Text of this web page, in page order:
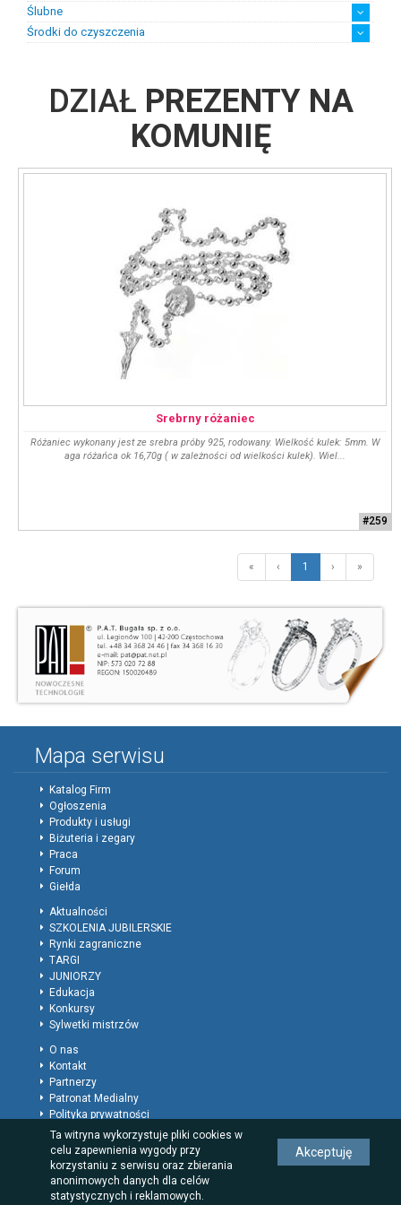
Ślubne
Biżuteria ślubna damska
Biżuteria ślubna męska
Suknie ślubne z biżuterią
Środki do czyszczenia
DZIAŁ PREZENTY NA
KOMUNIĘ
Srebrny różaniec
Różaniec wykonany jest ze srebra próby 925, rodowany. Wielkość kulek: 5mm. W
aga różańca ok 16,70g ( w zależności od wielkości kulek). Wiel...
#259
« ‹ 1 › »
Mapa serwisu
Katalog Firm
Ogłoszenia
Produkty i usługi
Biżuteria i zegary
Praca
Forum
Giełda
Aktualności
SZKOLENIA JUBILERSKIE
Rynki zagraniczne
TARGI
JUNIORZY
Edukacja
Konkursy
Sylwetki mistrzów
O nas
Kontakt
Partnerzy
Patronat Medialny
Polityka prywatności
Regulamin
Reklama
Rodzaje wpisów dla firm
Ta witryna wykorzystuje pliki cookies w
celu zapewnienia wygody przy
korzystaniu z serwisu oraz zbierania
anonimowych danych dla celów
statystycznych i reklamowych.
Akceptuję